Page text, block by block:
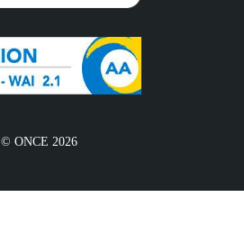
© ONCE 2026